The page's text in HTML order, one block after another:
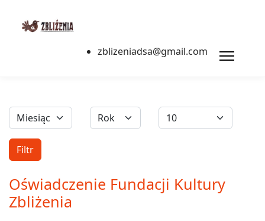
zblizeniadsa@gmail.com
Filtry
Miesiąc Rok Pokaż #
Filtr
Oświadczenie Fundacji Kultury
Zbliżenia